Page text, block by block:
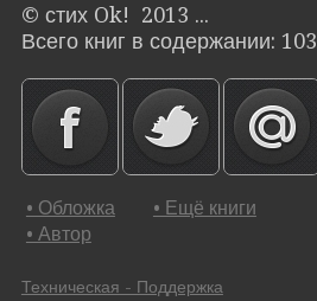
© стих Ok! 2013 ...
Всего книг в содержании: 103
• Обложка
• Автор
• Ещё книги
Техническая - Поддержка